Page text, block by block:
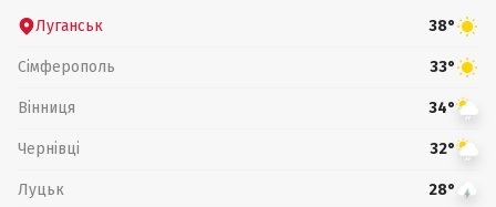
Луганськ 38°
Сімферополь 33°
Вінниця 34°
Чернівці 32°
Луцьк 28°